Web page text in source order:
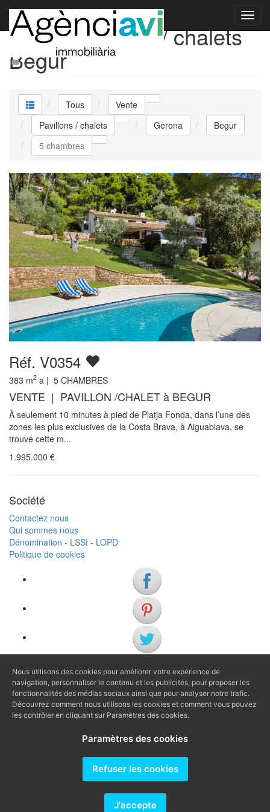
Vente Pavillons / chalets
Begur
Tous
Vente
Pavillons / chalets
Gerona
Begur
5 chambres
Réf. V0354
383 m2 a | 5 CHAMBRES
VENTE | PAVILLON /CHALET à BEGUR
À seulement 10 minutes à pied de Platja Fonda, dans l’une des
zones les plus exclusives de la Costa Brava, à Aiguablava, se
trouve cette m...
1.995.000 €
Société
Contactez nous
Qui sommes nous
Dénomination - LSSI - LOPD
Politique de cookies
(+34) 972 622 505
(+34) 638 983 816
Nous utilisons des cookies pour améliorer votre expérience de
navigation, personnaliser le contenu et les publicités, pour proposer les
fonctionnalités des médias sociaux ainsi que pour analyser notre trafic.
Découvrez comment nous utilisons les cookies et comment vous pouvez
les contrôler en cliquant sur Paramètres des cookies.
Paramètres des cookies
Refuser les cookies
J'accepte